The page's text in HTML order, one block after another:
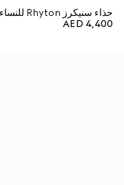
حذاء سنيكرز Rhyton للنساء
AED 4,400